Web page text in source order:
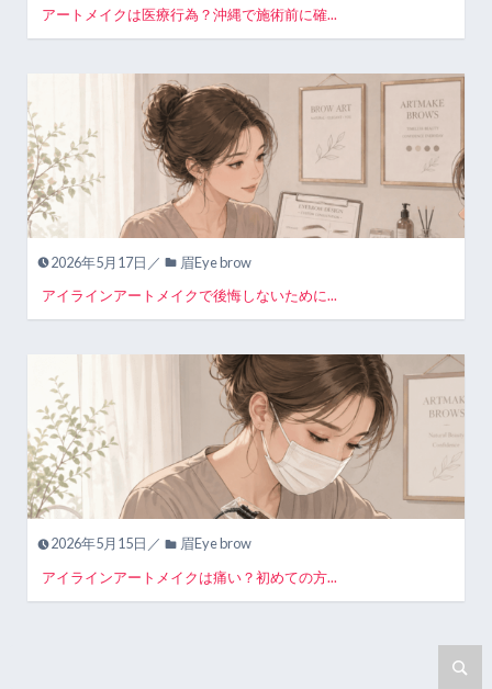
アートメイクは医療行為？沖縄で施術前に確...
2026年5月17日／
眉Eye brow
アイラインアートメイクで後悔しないために...
2026年5月15日／
眉Eye brow
アイラインアートメイクは痛い？初めての方...